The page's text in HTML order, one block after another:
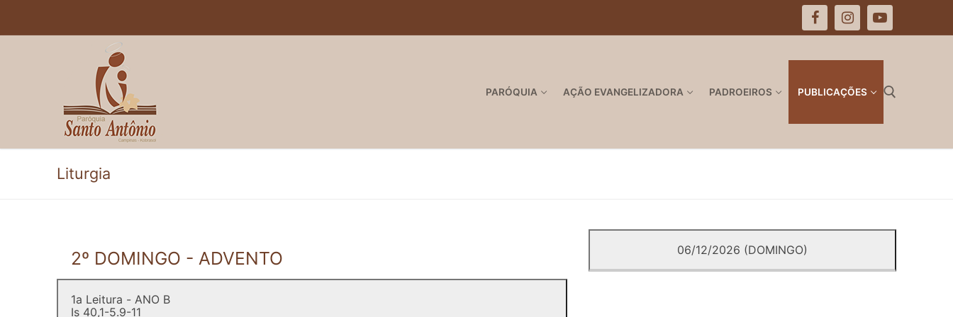
PARÓQUIA AÇÃO EVANGELIZADORA PADROEIROS PUBLICAÇÕES
Pesquisar por:
Liturgia
2º DOMINGO - ADVENTO
1a Leitura - ANO B
Is 40,1-5.9-11
06/12/2026 (DOMINGO)